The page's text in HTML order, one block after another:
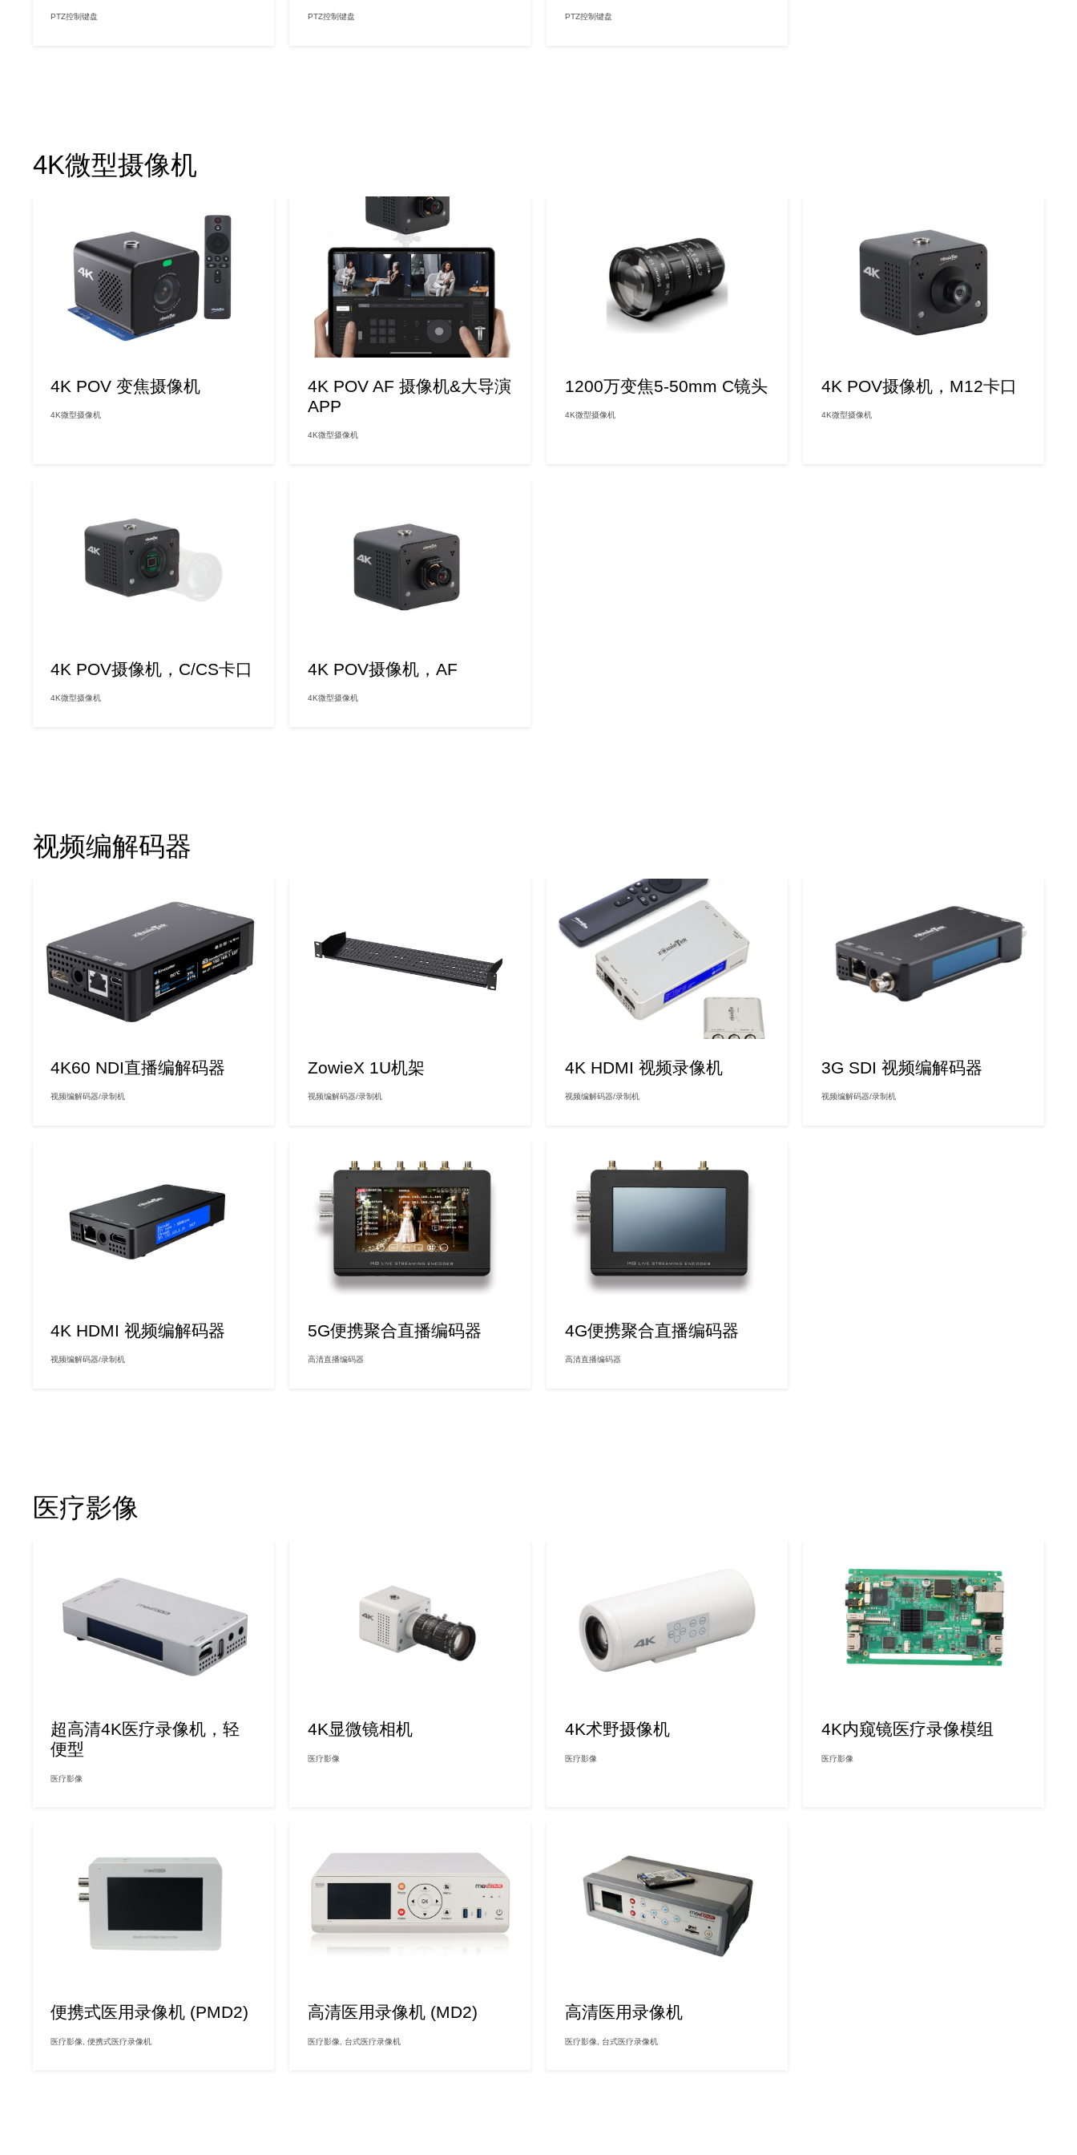
PTZ控制键盘 PTZ控制键盘 PTZ控制键盘
4K微型摄像机
4K POV 变焦摄像机
4K微型摄像机
4K POV AF 摄像机&大导演
APP
4K微型摄像机
1200万变焦5-50mm C镜头
4K微型摄像机
4K POV摄像机，M12卡口
4K微型摄像机
4K POV摄像机，C/CS卡口
4K微型摄像机
4K POV摄像机，AF
4K微型摄像机
视频编解码器
4K60 NDI直播编解码器
视频编解码器/录制机
ZowieX 1U机架
视频编解码器/录制机
4K HDMI 视频录像机
视频编解码器/录制机
3G SDI 视频编解码器
视频编解码器/录制机
4K HDMI 视频编解码器
视频编解码器/录制机
5G便携聚合直播编码器
高清直播编码器
4G便携聚合直播编码器
高清直播编码器
医疗影像
超高清4K医疗录像机，轻
便型
医疗影像
4K显微镜相机
医疗影像
4K术野摄像机
医疗影像
4K内窥镜医疗录像模组
医疗影像
便携式医用录像机 (PMD2)
医疗影像 ,便携式医疗录像机
高清医用录像机 (MD2)
医疗影像 台式医疗录像机
高清医用录像机
医疗影像 台式医疗录像机